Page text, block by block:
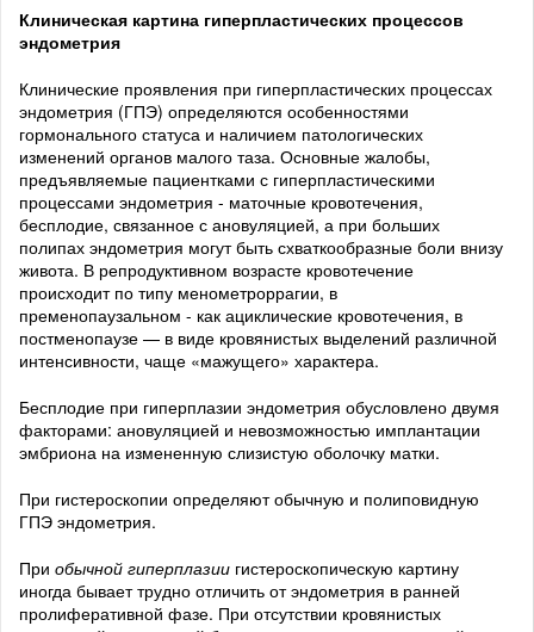
Клиническая картина гиперпластических процессов
эндометрия
Клинические проявления при гиперпластических процессах
эндометрия (ГПЭ) определяются особенностями
гормонального статуса и наличием патологических
изменений органов малого таза. Основные жалобы,
предъявляемые пациентками с гиперпластическими
процессами эндометрия - маточные кровотечения,
бесплодие, связанное с ановуляцией, а при больших
полипах эндометрия могут быть схваткообразные боли внизу
живота. В репродуктивном возрасте кровотечение
происходит по типу менометроррагии, в
пременопаузальном - как ациклические кровотечения, в
постменопаузе — в виде кровянистых выделений различной
интенсивности, чаще «мажущего» характера.
Бесплодие при гиперплазии эндометрия обусловлено двумя
факторами: ановуляцией и невозможностью имплантации
эмбриона на измененную слизистую оболочку матки.
При гистероскопии определяют обычную и полиповидную
ГПЭ эндометрия.
При обычной гиперплазии гистероскопическую картину
иногда бывает трудно отличить от эндометрия в ранней
пролиферативной фазе. При отсутствии кровянистых